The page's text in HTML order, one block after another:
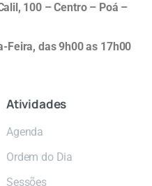
100 – Centro – Poá –
Feira, das 9h00 as 17h00
Atividades
Agenda
Ordem do Dia
Sessões